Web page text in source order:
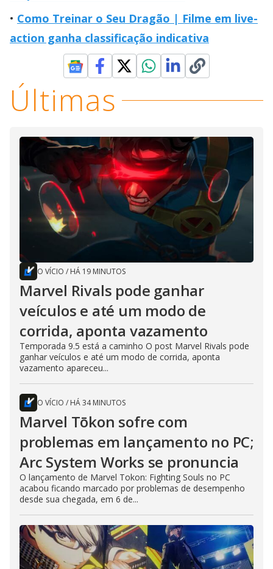
Como Treinar o Seu Dragão | Filme em live-
action ganha classificação indicativa
Últimas
O VÍCIO / HÁ 19 MINUTOS
Marvel Rivals pode ganhar
veículos e até um modo de
corrida, aponta vazamento
Temporada 9.5 está a caminho O post Marvel Rivals pode
ganhar veículos e até um modo de corrida, aponta
vazamento apareceu...
O VÍCIO / HÁ 34 MINUTOS
Marvel Tōkon sofre com
problemas em lançamento no PC;
Arc System Works se pronuncia
O lançamento de Marvel Tokon: Fighting Souls no PC
acabou ficando marcado por problemas de desempenho
desde sua chegada, em 6 de...